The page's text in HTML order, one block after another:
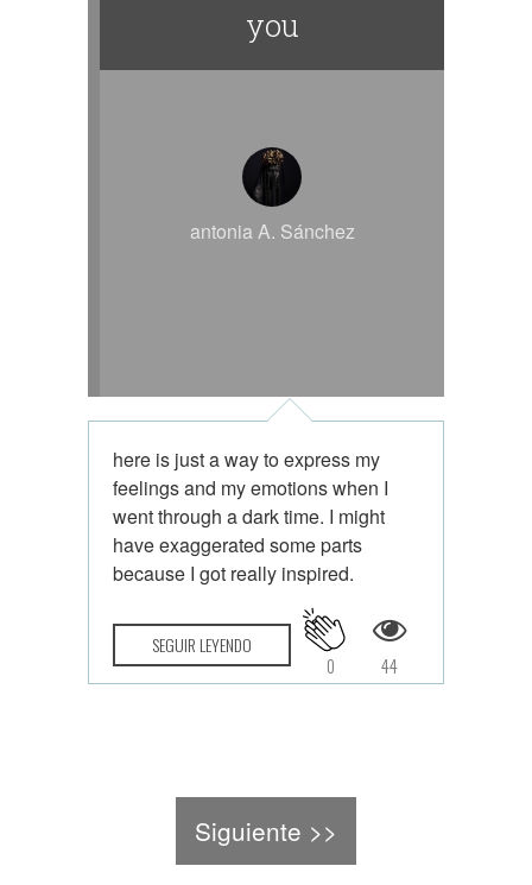
you
antonia A. Sánchez
here is just a way to express my
feelings and my emotions when I
went through a dark time. I might
have exaggerated some parts
because I got really inspired.
SEGUIR LEYENDO
44
0
Siguiente >>